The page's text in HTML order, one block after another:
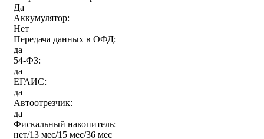
Да
Аккумулятор:
Нет
Передача данных в ОФД:
да
54-ФЗ:
да
ЕГАИС:
да
Автоотрезчик:
да
Фискальный накопитель:
нет/13 мес/15 мес/36 мес